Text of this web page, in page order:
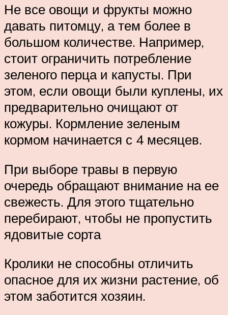
Не все овощи и фрукты можно
давать питомцу, а тем более в
большом количестве. Например,
стоит ограничить потребление
зеленого перца и капусты. При
этом, если овощи были куплены, их
предварительно очищают от
кожуры. Кормление зеленым
кормом начинается с 4 месяцев.
При выборе травы в первую
очередь обращают внимание на ее
свежесть. Для этого тщательно
перебирают, чтобы не пропустить
ядовитые сорта
Кролики не способны отличить
опасное для их жизни растение, об
этом заботится хозяин.